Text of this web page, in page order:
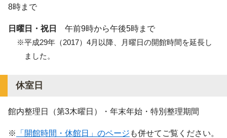
8時まで
日曜日・祝日
午前9時から午後5時まで
※平成29年（2017）4月以降、月曜日の開館時間を延長し
ました。
休室日
館内整理日（第3木曜日）・年末年始・特別整理期間
※ 「開館時間・休館日」のページ も併せてご覧ください。